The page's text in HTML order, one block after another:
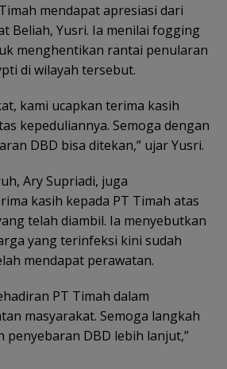
mendapat apresiasi dari
Beliah, Yusri. Ia menilai fogging
menghentikan rantai penularan
di wilayah tersebut.
kami ucapkan terima kasih
kepeduliannya. Semoga dengan
DBD bisa ditekan,” ujar Yusri.
Ary Supriadi, juga
kasih kepada PT Timah atas
telah diambil. Ia menyebutkan
yang terinfeksi kini sudah
mendapat perawatan.
PT Timah dalam
masyarakat. Semoga langkah
penyebaran DBD lebih lanjut,”